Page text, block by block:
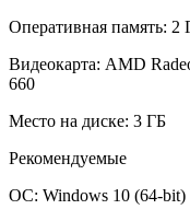
Оперативная память: 2
Видеокарта: AMD
660
Место на диске: 3 ГБ
Рекомендуемые
ОС: Windows 10 (64-bit)